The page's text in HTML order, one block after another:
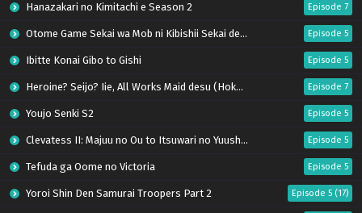
Hanazakari no Kimitachi e Season 2 Episode 7
Otome Game Sekai wa Mob ni Kibishii Sekai desu 2 Episode 5
Ibitte Konai Gibo to Gishi Episode 5
Heroine? Seijo? Iie, All Works Maid desu (Hokori)! Episode 7
Youjo Senki S2 Episode 5
Clevatess II: Majuu no Ou to Itsuwari no Yuusha Denshou Episode 5
Tefuda ga Oome no Victoria Episode 5
Yoroi Shin Den Samurai Troopers Part 2 Episode 5 (17)